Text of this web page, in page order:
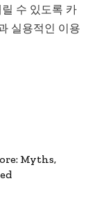
수 있도록 카
실용적인 이용
Myths,